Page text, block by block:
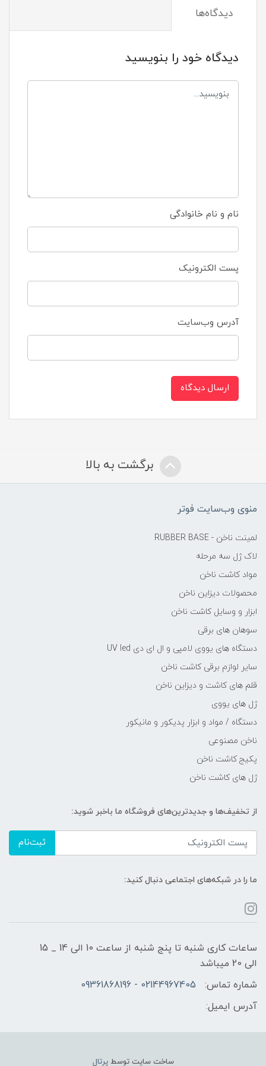
دیدگاه‌ها
دیدگاه خود را بنویسید
نام و نام خانوادگی
پست الکترونیک
آدرس وب‌سایت
ارسال دیدگاه
برگشت به بالا
منوی وب‌سایت فوتر
لمینت ناخن - RUBBER BASE
لاک ژل سه مرحله
مواد کاشت ناخن
محصولات دیزاین ناخن
ابزار و وسایل کاشت ناخن
سوهان های برقی
دستگاه های یووی لامپی و ال ای دی UV led
سایر لوازم برقی کاشت ناخن
قلم های کاشت و دیزاین ناخن
ژل های یووی
دستگاه / مواد و ابزار پدیکور و مانیکور
ناخن مصنوعی
پکیج کاشت ناخن
ژل های کاشت ناخن
از تخفیف‌ها و جدیدترین‌های فروشگاه ما باخبر شوید:
ثبت‌نام
ما را در شبکه‌های اجتماعی دنبال کنید:
ساعات کاری شنبه تا پنج شنبه از ساعت 10 الی 14 _ 15
الی 20 میباشد
شماره تماس:
02144967405 - 09361868196
آدرس ایمیل:
ساخت سایت توسطپرتال